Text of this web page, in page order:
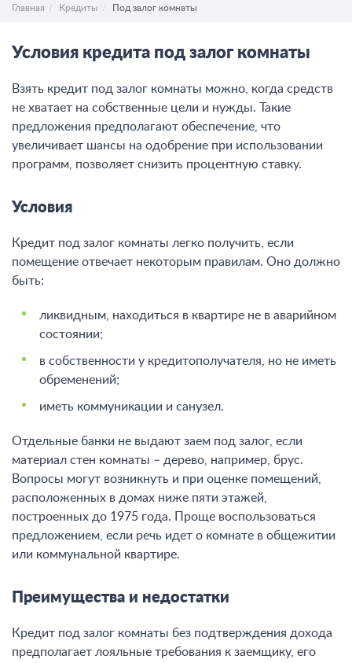
Главная Кредиты Под залог комнаты
Условия кредита под залог комнаты
Взять кредит под залог комнаты можно, когда средств
не хватает на собственные цели и нужды. Такие
предложения предполагают обеспечение, что
увеличивает шансы на одобрение при использовании
программ, позволяет снизить процентную ставку.
Условия
Кредит под залог комнаты легко получить, если
помещение отвечает некоторым правилам. Оно должно
быть:
ликвидным, находиться в квартире не в аварийном
состоянии;
в собственности у кредитополучателя, но не иметь
обременений;
иметь коммуникации и санузел.
Отдельные банки не выдают заем под залог, если
материал стен комнаты – дерево, например, брус.
Вопросы могут возникнуть и при оценке помещений,
расположенных в домах ниже пяти этажей,
построенных до 1975 года. Проще воспользоваться
предложением, если речь идет о комнате в общежитии
или коммунальной квартире.
Преимущества и недостатки
Кредит под залог комнаты без подтверждения дохода
предполагает лояльные требования к заемщику, его